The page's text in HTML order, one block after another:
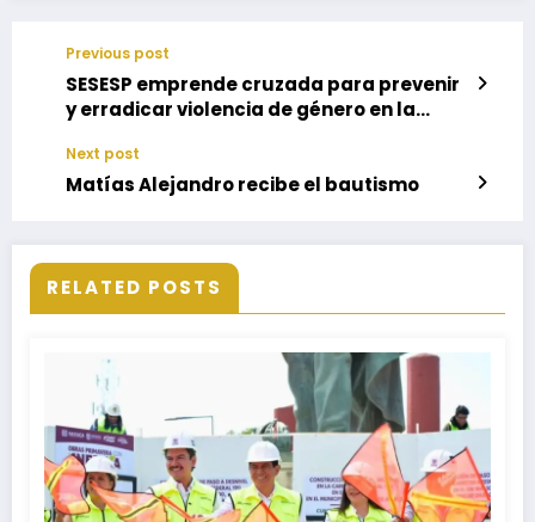
Previous post
SESESP emprende cruzada para prevenir
y erradicar violencia de género en la
Next post
Matías Alejandro recibe el bautismo
RELATED POSTS